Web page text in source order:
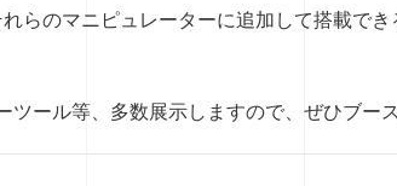
らのマニピュレーターに追加して搭載で
ール等、多数展示しますので、ぜひブー